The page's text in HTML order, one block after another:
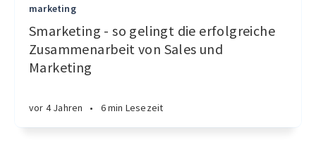
marketing
Smarketing - so gelingt die erfolgreiche
Zusammenarbeit von Sales und
Marketing
vor 4 Jahren • 6 min Lesezeit